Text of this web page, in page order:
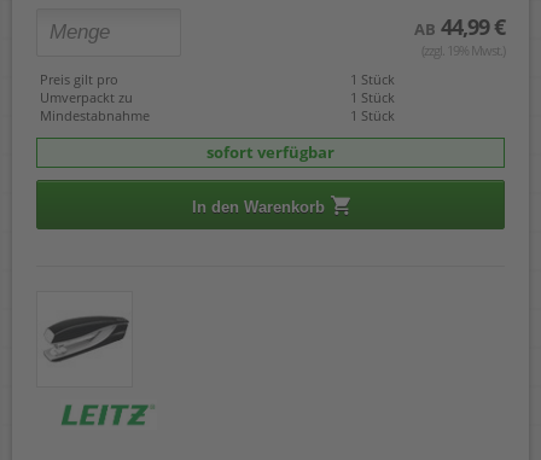
AB 44,99 €
(zzgl. 19% Mwst.)
Preis gilt pro
1 Stück
Umverpackt zu
1 Stück
Mindestabnahme
1 Stück
sofort verfügbar
In den Warenkorb